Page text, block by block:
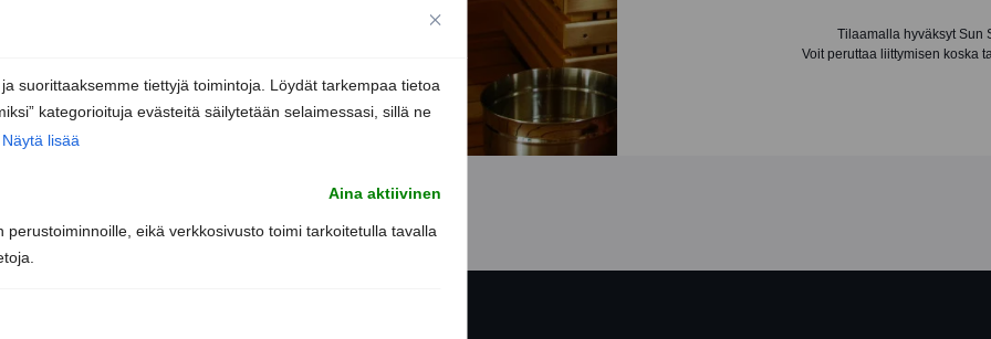
suorittaaksemme tiettyjä toimintoja. Löydät tarkempaa tietoa
kategorioituja evästeitä säilytetään selaimessasi, sillä ne
Näytä lisää
Aina aktiivinen
eikä verkkosivusto toimi tarkoitetulla tavalla
Tilaamalla hyväksyt Sun
Voit peruttaa liittymisen koska